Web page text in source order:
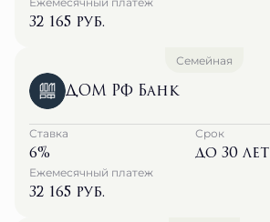
32 165 руб.
Семейная
ДОМ РФ Банк
Ставка
6%
Срок
до 30 лет
Ежемесячный платеж
32 165 руб.